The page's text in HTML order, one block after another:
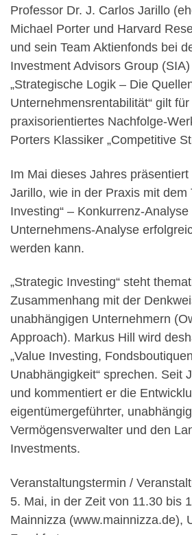
Professor Dr. J. Carlos Jarillo
Michael Porter und Harvard
und sein Team Aktienfonds bei
Investment Advisors Group
„Strategische Logik – Die
Unternehmensrentabilität“ gilt
praxisorientiertes Nachfolge-
Porters Klassiker „Competitive
Im Mai dieses Jahres
Jarillo, wie in der Praxis mit dem
Investing“ – Konkurrenz-
Unternehmens-Analyse
werden kann.
„Strategic Investing“ steht
Zusammenhang mit der
unabhängigen Unternehmern
Approach). Markus Hill wird
„Value Investing,
Unabhängigkeit“ sprechen. Seit
und kommentiert er die
eigentümergeführter,
Vermögensverwalter und den
Investments.
Veranstaltungstermin /
5. Mai, in der Zeit von 11.30 bis
Mainnizza (www.mainnizza.de),